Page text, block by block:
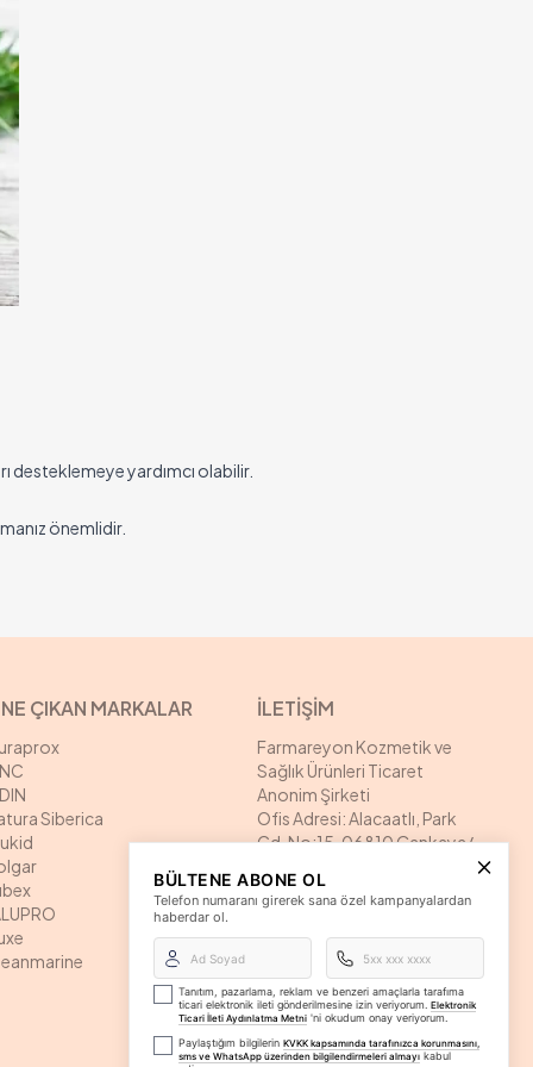
desteklemeye yardımcı olabilir.
önemlidir.
ÇIKAN MARKALAR
Siberica
İLETİŞİM
Farmareyon Kozmetik ve
Sağlık Ürünleri Ticaret
Anonim Şirketi
Ofis Adresi: Alacaatlı, Park
Cd. No:15, 06810 Çankaya/
Depo Adresi: Alacaatlı, Park
Cd. No:15, 06810 Çankaya/
Ankara
info@farmareyon.com
Canlı Yardım: 0 (312) 387 07
01
WhatsApp Hattı: 0 (850) 420
BÜLTENE ABONE OL
Telefon numaranı girerek sana özel kampanyalardan
haberdar ol.
Tanıtım, pazarlama, reklam ve benzeri amaçlarla tarafıma
ticari elektronik ileti gönderilmesine izin veriyorum. Elektronik
Ticari İleti Aydınlatma Metni 'ni okudum onay veriyorum.
Paylaştığım bilgilerin KVKK kapsamında tarafınızca korunmasını,
sms ve WhatsApp üzerinden bilgilendirmeleri almayı kabul